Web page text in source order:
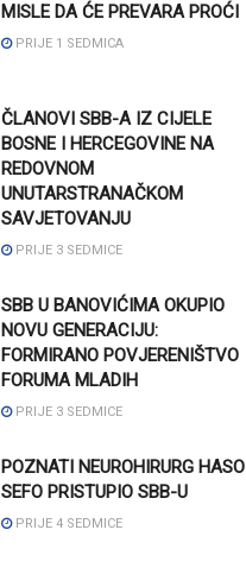
MISLE DA ĆE PREVARA PROĆI
PRIJE 1 SEDMICA
ČLANOVI SBB-A IZ CIJELE
BOSNE I HERCEGOVINE NA
REDOVNOM
UNUTARSTRANAČKOM
SAVJETOVANJU
PRIJE 3 SEDMICE
SBB U BANOVIĆIMA OKUPIO
NOVU GENERACIJU:
FORMIRANO POVJERENIŠTVO
FORUMA MLADIH
PRIJE 3 SEDMICE
POZNATI NEUROHIRURG HASO
SEFO PRISTUPIO SBB-U
PRIJE 4 SEDMICE